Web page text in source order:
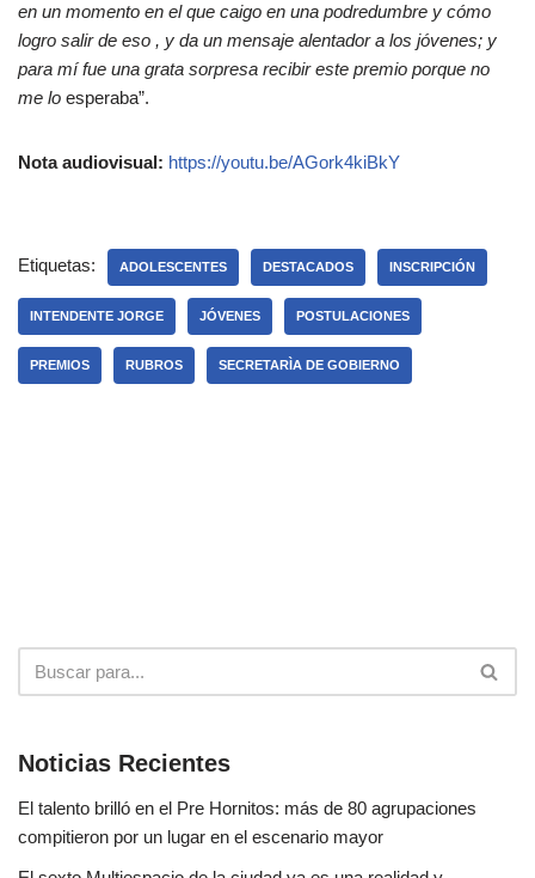
en un momento en el que caigo en una podredumbre y cómo
logro salir de eso , y da un mensaje alentador a los jóvenes; y
para mí fue una grata sorpresa recibir este premio porque no
me lo esperaba”.
Nota audiovisual: https://youtu.be/AGork4kiBkY
Etiquetas: ADOLESCENTES DESTACADOS INSCRIPCIÓN
INTENDENTE JORGE JÓVENES POSTULACIONES
PREMIOS RUBROS SECRETARÌA DE GOBIERNO
Noticias Recientes
El talento brilló en el Pre Hornitos: más de 80 agrupaciones
compitieron por un lugar en el escenario mayor